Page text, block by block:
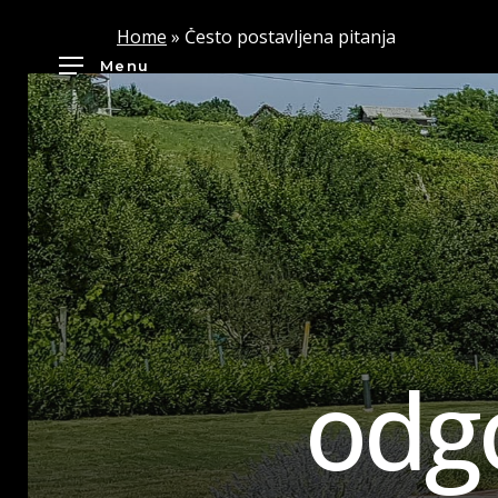
main
content
Menu
Home » Često postavljena pitanja
odg